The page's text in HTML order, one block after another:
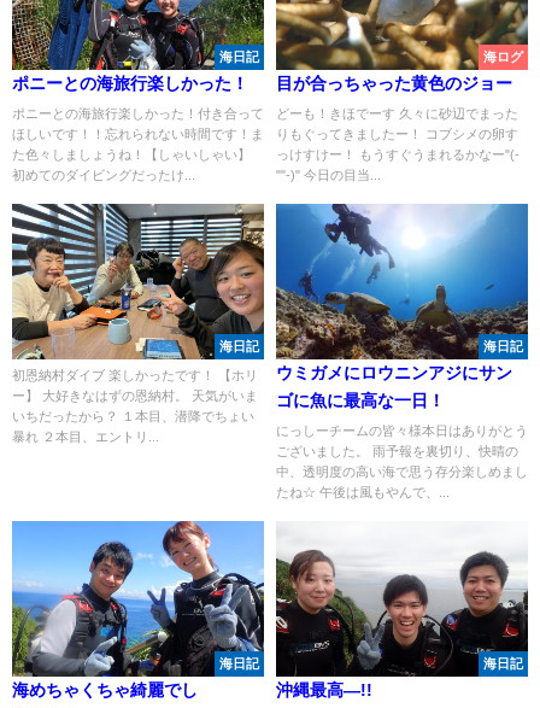
海日記
ポニーとの海旅行楽しかった！
ポニーとの海旅行楽しかった！付き合って
ほしいです！！忘れられない時間です！ま
た色々しましょうね！【しゃいしゃい】
初めてのダイビングだったけ...
海ログ
目が合っちゃった黄色のジョー
どーも！きほでーす 久々に砂辺でまった
りもぐってきましたー！ コブシメの卵す
っけすけー！ もうすぐうまれるかなー"(-
""-)" 今日の目当...
海日記
初恩納村ダイブ 楽しかったです！ 【ホリ
ー】 大好きなはずの恩納村。 天気がいま
いちだったから？ １本目、潜降でちょい
暴れ ２本目、エントリ...
海日記
ウミガメにロウニンアジにサン
ゴに魚に最高な一日！
にっしーチームの皆々様本日はありがとう
ございました。 雨予報を裏切り、快晴の
中、透明度の高い海で思う存分楽しめまし
たね☆ 午後は風もやんで、...
海日記
海めちゃくちゃ綺麗でし
海日記
沖縄最高―!!